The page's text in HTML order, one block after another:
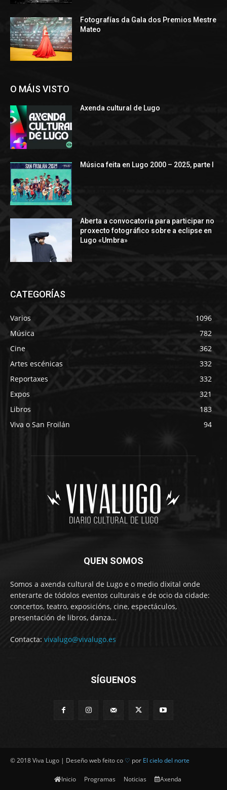
Fotografías da Gala dos Premios Mestre
Mateo
O MÁIS VISTO
Axenda cultural de Lugo
Música feita en Lugo 2000 – 2025, parte I
Aberta a convocatoria para participar no
proxecto fotográfico sobre a eclipse en
Lugo «Umbra»
CATEGORÍAS
Varios
1096
Música
782
Cine
362
Artes escénicas
332
Reportaxes
332
Expos
321
Libros
183
Viva o San Froilán
94
QUEN SOMOS
Somos a axenda cultural de Lugo e o medio dixital onde
enterarte de tódolos eventos culturais e de ocio da cidade:
concertos, teatro, exposicións, cine, espectáculos,
presentación de libros, danza…
Contacta: vivalugo@vivalugo.es
SÍGUENOS
© 2018 Viva Lugo | Deseño web feito co ♡ por El cielo del norte
Inicio Programas Noticias Axenda